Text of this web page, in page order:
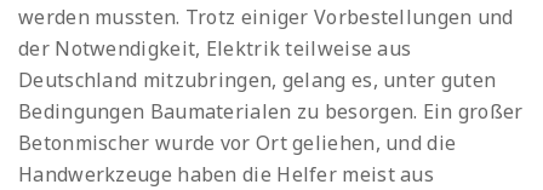
werden mussten. Trotz einiger Vorbestellungen und
der Notwendigkeit, Elektrik teilweise aus
Deutschland mitzubringen, gelang es, unter guten
Bedingungen Baumaterialen zu besorgen. Ein großer
Betonmischer wurde vor Ort geliehen, und die
Handwerkzeuge haben die Helfer meist aus